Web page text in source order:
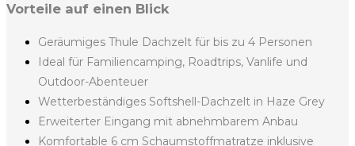
Vorteile auf einen Blick
Geräumiges Thule Dachzelt für bis zu 4 Personen
Ideal für Familiencamping, Roadtrips, Vanlife und
Outdoor-Abenteuer
Wetterbeständiges Softshell-Dachzelt in Haze Grey
Erweiterter Eingang mit abnehmbarem Anbau
Komfortable 6 cm Schaumstoffmatratze inklusive